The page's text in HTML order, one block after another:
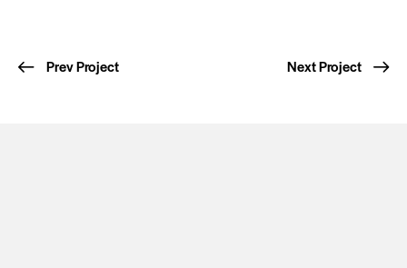
Prev Project Next Project